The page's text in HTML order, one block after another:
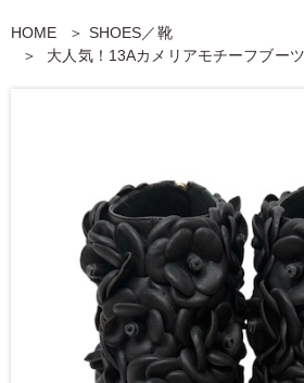
HOME
SHOES／靴
大人気！13Aカメリアモチーフブー